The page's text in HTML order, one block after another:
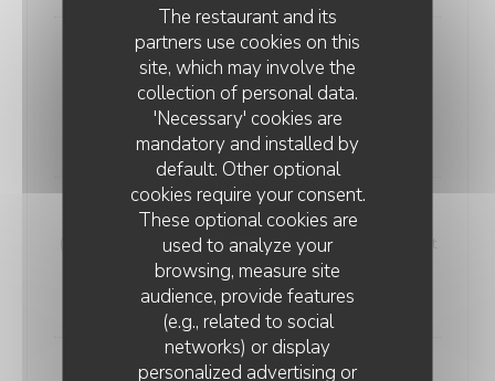
The restaurant and its
partners use cookies on this
site, which may involve the
collection of personal data.
'Necessary' cookies are
mandatory and installed by
default. Other optional
cookies require your consent.
These optional cookies are
used to analyze your
browsing, measure site
audience, provide features
(e.g., related to social
networks) or display
personalized advertising or
Gnocchi alle verdure
(Gnocchis fondants, sauce tomate au basilic frais et
légumes méditerranéens )
18,50 EUR
Penne all'arrabbiata
(Penne nappées d’une sauce tomate relevée aux petit
piments rouges, sublimées par des olives noires)
17,50 EUR